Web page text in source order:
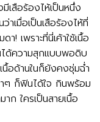
เสือร้องไห้เป็นหนึ่ง
าเมื่อเป็นเสือร้องไห้ที่
! เพราะที่นี่เค้าใช้เนื้อ
ด้ความสุกแบบพอดิบ
อด้านในก็ยังคงชุ่มฉ่ำ
าๆ ก็ฟินได้ใจ กินพร้อม
ก ใครเป็นสายเนื้อ